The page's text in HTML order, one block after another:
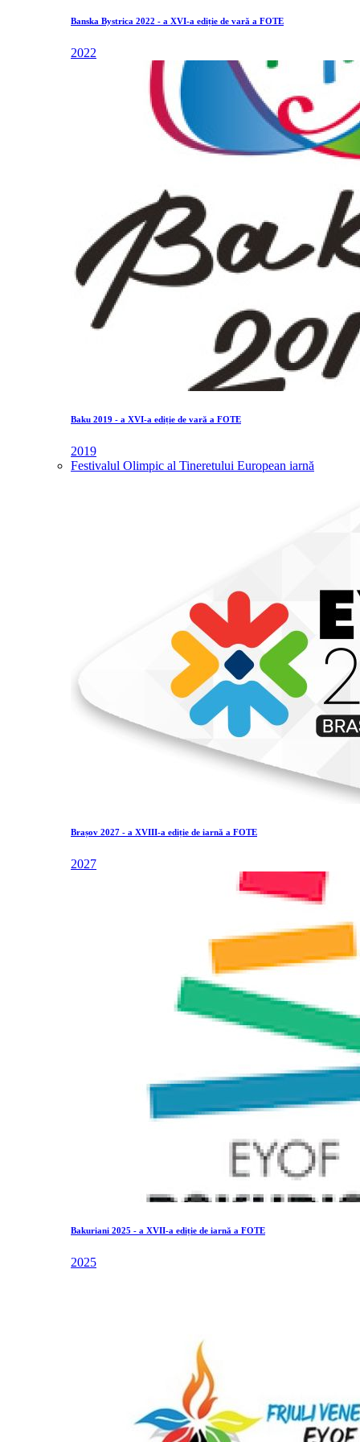
Banska Bystrica 2022 - a XVI-a ediție de vară a FOTE
2022
Baku 2019 - a XVI-a ediție de vară a FOTE
2019
Festivalul Olimpic al Tineretului European iarnă
Brașov 2027 - a XVIII-a ediție de iarnă a FOTE
2027
Bakuriani 2025 - a XVII-a ediție de iarnă a FOTE
2025